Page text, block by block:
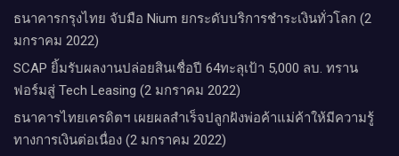
ธนาคารกรุงไทย จับมือ Nium ยกระดับบริการชำระเงินทั่วโลก (2
มกราคม 2022)
SCAP ยิ้มรับผลงานปล่อยสินเชื่อปี 64ทะลุเป้า 5,000 ลบ. ทราน
ฟอร์มสู่ Tech Leasing (2 มกราคม 2022)
ธนาคารไทยเครดิตฯ เผยผลสำเร็จปลูกฝังพ่อค้าแม่ค้าให้มีความรู้
ทางการเงินต่อเนื่อง (2 มกราคม 2022)